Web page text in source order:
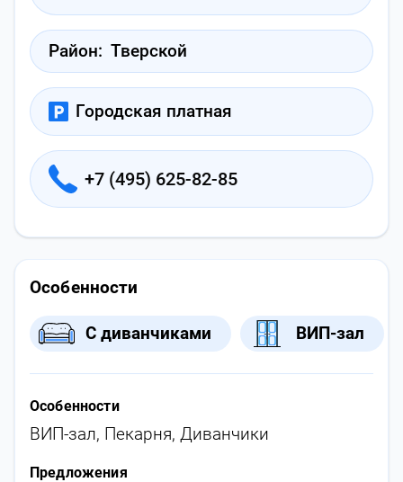
Район: Тверской
Городская платная
+7 (495) 625-82-85
Особенности
С диванчиками ВИП-зал
Особенности
ВИП-зал, Пекарня, Диванчики
Предложения